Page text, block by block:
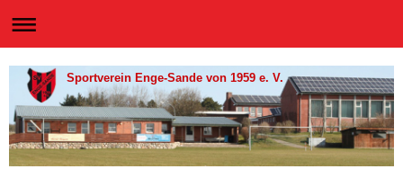
Sportverein Enge-Sande von 1959 e. V.